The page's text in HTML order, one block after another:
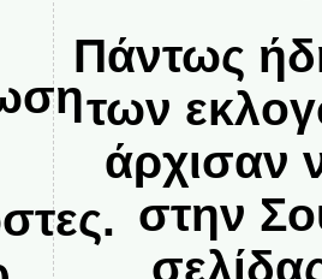
Πάντως
των
άρχισαν
στην